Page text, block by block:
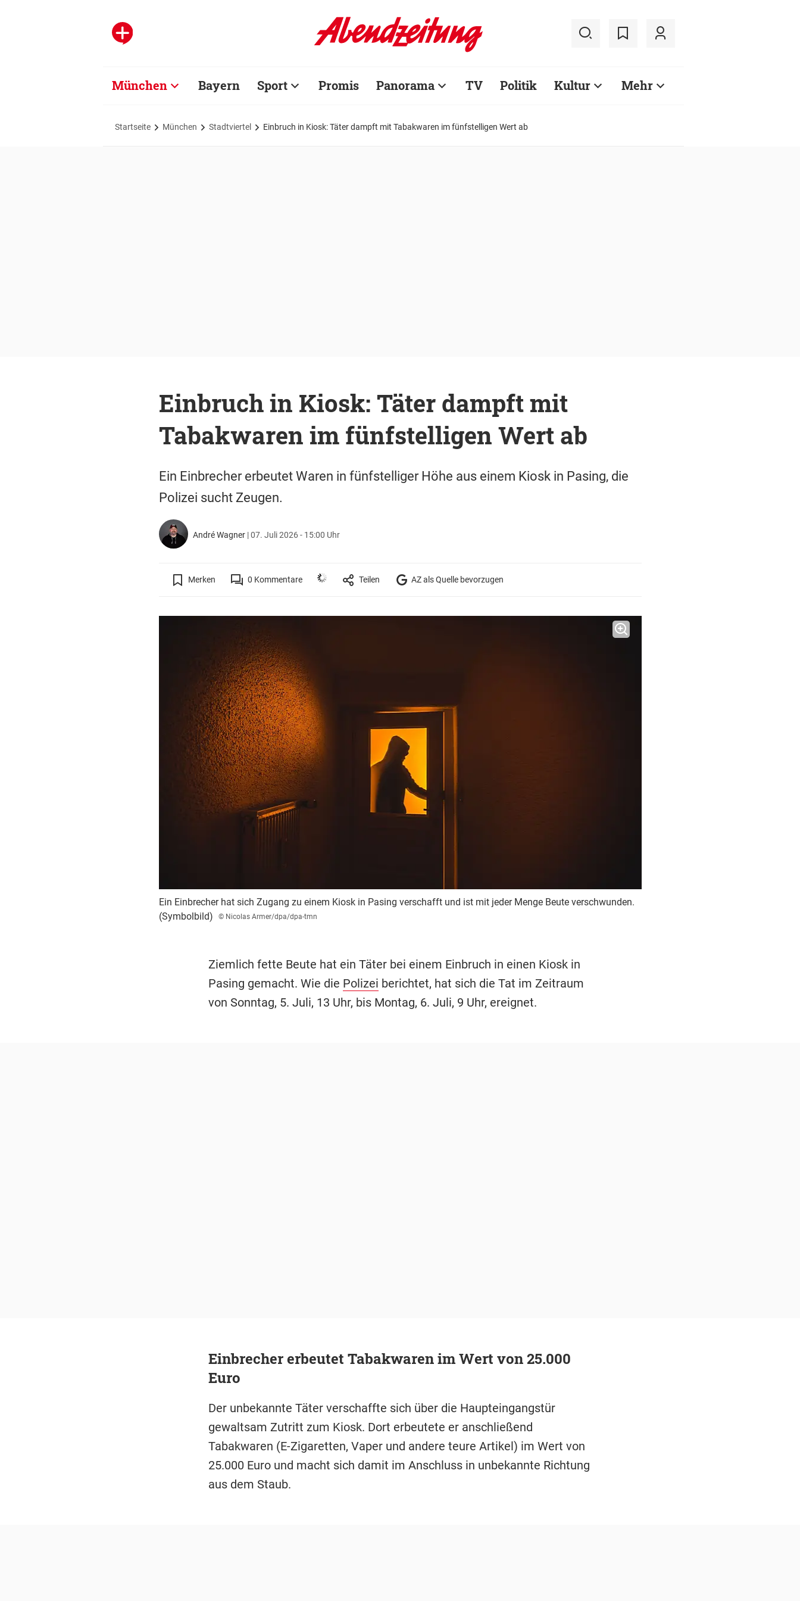
München Bayern Sport Promis Panorama TV Politik Kultur Mehr
Startseite München Stadtviertel Einbruch in Kiosk: Täter dampft mit Tabakwaren im fünfstelligen Wert ab
Einbruch in Kiosk: Täter dampft mit
Tabakwaren im fünfstelligen Wert ab
Ein Einbrecher erbeutet Waren in fünfstelliger Höhe aus einem Kiosk in Pasing, die
Polizei sucht Zeugen.
André Wagner |07. Juli 2026 - 15:00 Uhr
Merken 0 Kommentare Teilen AZ als Quelle bevorzugen
Ein Einbrecher hat sich Zugang zu einem Kiosk in Pasing verschafft und ist mit jeder Menge Beute verschwunden.
(Symbolbild)
© Nicolas Armer/dpa/dpa-tmn
Ziemlich fette Beute hat ein Täter bei einem Einbruch in einen Kiosk in
Pasing gemacht. Wie die Polizei berichtet, hat sich die Tat im Zeitraum
von Sonntag, 5. Juli, 13 Uhr, bis Montag, 6. Juli, 9 Uhr, ereignet.
Einbrecher erbeutet Tabakwaren im Wert von 25.000
Euro
Der unbekannte Täter verschaffte sich über die Haupteingangstür
gewaltsam Zutritt zum Kiosk. Dort erbeutete er anschließend
Tabakwaren (E-Zigaretten, Vaper und andere teure Artikel) im Wert von
25.000 Euro und macht sich damit im Anschluss in unbekannte Richtung
aus dem Staub.